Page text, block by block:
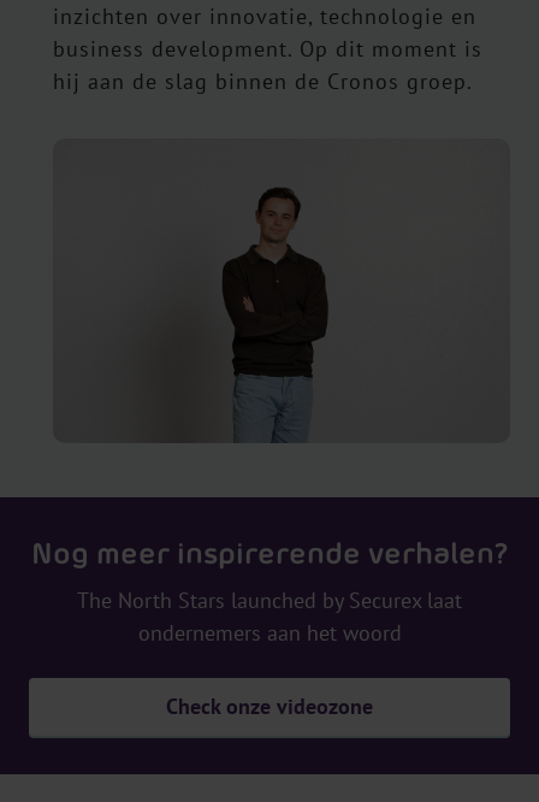
inzichten over innovatie, technologie en
business development. Op dit moment is
hij aan de slag binnen de Cronos groep.
Nog meer inspirerende verhalen?
The North Stars launched by Securex laat
ondernemers aan het woord
Check onze videozone